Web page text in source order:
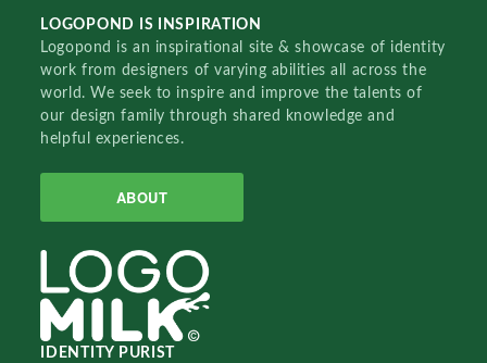
LOGOPOND IS INSPIRATION
Logopond is an inspirational site & showcase of identity
work from designers of varying abilities all across the
world. We seek to inspire and improve the talents of
our design family through shared knowledge and
helpful experiences.
ABOUT
IDENTITY PURIST